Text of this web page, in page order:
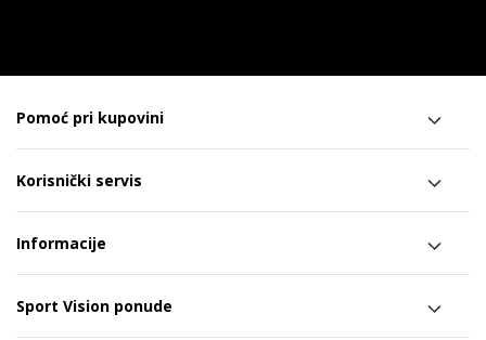
Pomoć pri kupovini
Korisnički servis
Informacije
Sport Vision ponude